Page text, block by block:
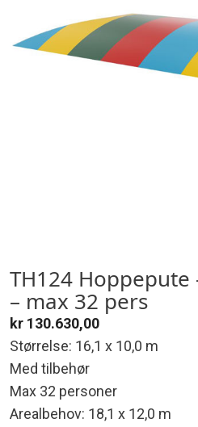
TH124 Hoppepute
– max 32 pers
kr 130.630,00
Størrelse: 16,1 x 10,0 m
Med tilbehør
Max 32 personer
Arealbehov: 18,1 x 12,0 m